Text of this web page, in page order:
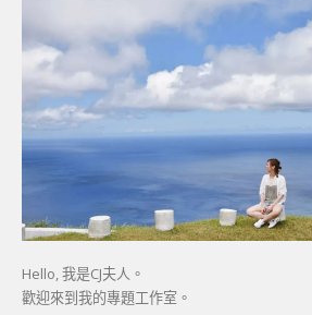
Hello, 我是CJ夫人。
歡迎來到我的專題工作室。